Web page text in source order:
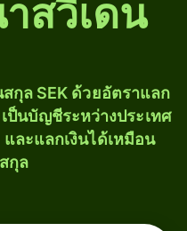
สวีเดน
สกุล SEK ด้วยอัตราแลก
ป็นบัญชีระหว่างประเทศ
ละแลกเงินได้เหมือน
กุล